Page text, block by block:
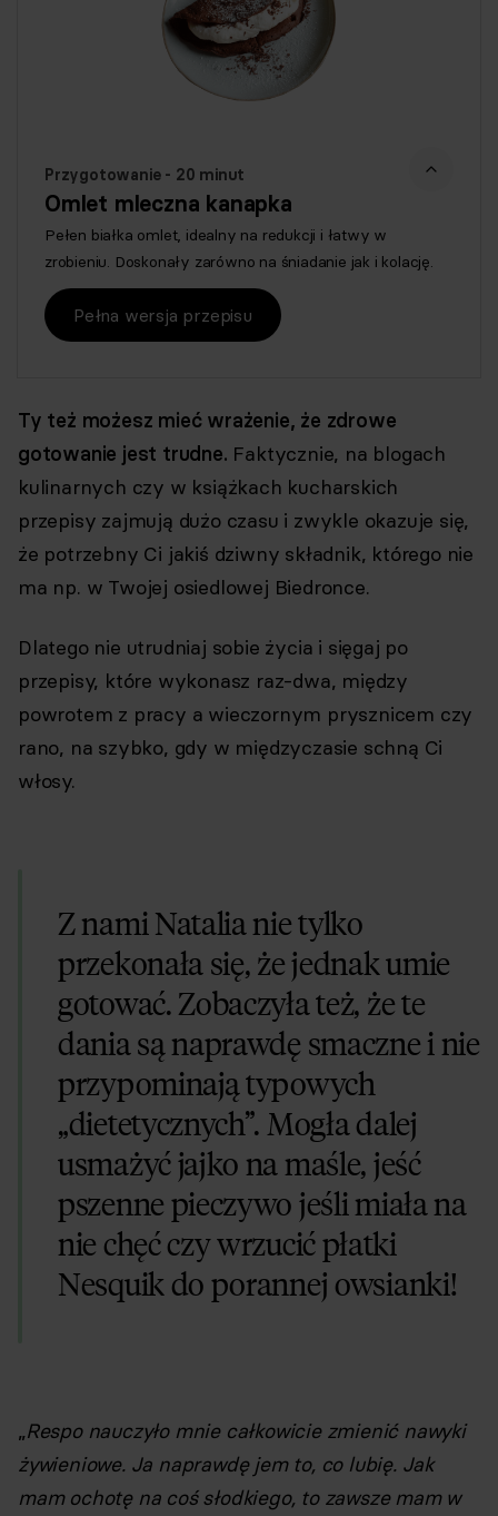
Przygotowanie - 20 minut
Omlet mleczna kanapka
Pełen białka omlet, idealny na redukcji i łatwy w
zrobieniu. Doskonały zarówno na śniadanie jak i kolację.
Pełna wersja przepisu
Ty też możesz mieć wrażenie, że zdrowe
gotowanie jest trudne. Faktycznie, na blogach
kulinarnych czy w książkach kucharskich
przepisy zajmują dużo czasu i zwykle okazuje się,
że potrzebny Ci jakiś dziwny składnik, którego nie
ma np. w Twojej osiedlowej Biedronce.
Dlatego nie utrudniaj sobie życia i sięgaj po
przepisy, które wykonasz raz-dwa, między
powrotem z pracy a wieczornym prysznicem czy
rano, na szybko, gdy w międzyczasie schną Ci
włosy.
Z nami Natalia nie tylko
przekonała się, że jednak umie
gotować. Zobaczyła też, że te
dania są naprawdę smaczne i nie
przypominają typowych
„dietetycznych”. Mogła dalej
usmażyć jajko na maśle, jeść
pszenne pieczywo jeśli miała na
nie chęć czy wrzucić płatki
Nesquik do porannej owsianki!
„Respo nauczyło mnie całkowicie zmienić nawyki
żywieniowe. Ja naprawdę jem to, co lubię. Jak
mam ochotę na coś słodkiego, to zawsze mam w